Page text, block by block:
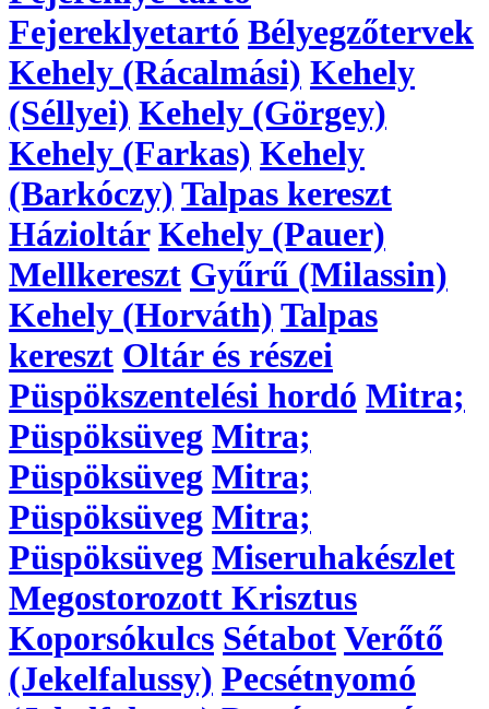
Fejereklyetartó Bélyegzőtervek
Kehely (Rácalmási) Kehely
(Séllyei) Kehely (Görgey)
Kehely (Farkas) Kehely
(Barkóczy) Talpas kereszt
Házioltár Kehely (Pauer)
Mellkereszt Gyűrű (Milassin)
Kehely (Horváth) Talpas
kereszt Oltár és részei
Püspökszentelési hordó Mitra;
Püspöksüveg Mitra;
Püspöksüveg Mitra;
Püspöksüveg Mitra;
Püspöksüveg Miseruhakészlet
Megostorozott Krisztus
Koporsókulcs SétabotVerőtő
(Jekelfalussy) Pecsétnyomó